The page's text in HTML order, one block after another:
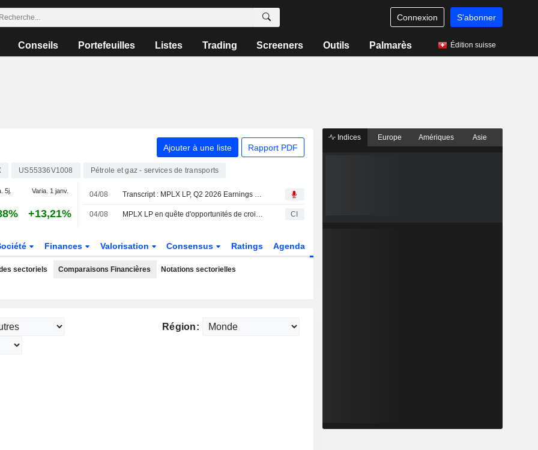
Connexion S'abonner
Conseils Portefeuilles Listes Trading Screeners Outils Palmarès Édition suisse
Ajouter à une liste Rapport PDF
US55336V1008 Pétrole et gaz - services de transports
5j. Varia. 1 janv.
+13,21%
04/08 Transcript : MPLX LP, Q2 2026 Earnings Call, Aug 04, 2026
04/08 MPLX LP en quête d'opportunités de croissance externe CI
Finances Valorisation Consensus Ratings Agenda
sectoriels Comparaisons Financières Notations sectorielles
Région:
Indices Europe Amériques Asie